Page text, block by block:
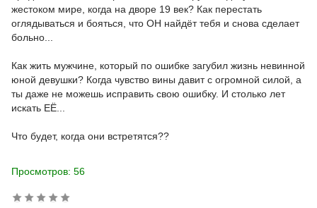
жестоком мире, когда на дворе 19 век? Как перестать
оглядываться и бояться, что ОН найдёт тебя и снова сделает
больно...
Как жить мужчине, который по ошибке загубил жизнь невинной
юной девушки? Когда чувство вины давит с огромной силой, а
ты даже не можешь исправить свою ошибку. И столько лет
искать ЕЁ...
Что будет, когда они встретятся??
Просмотров: 56